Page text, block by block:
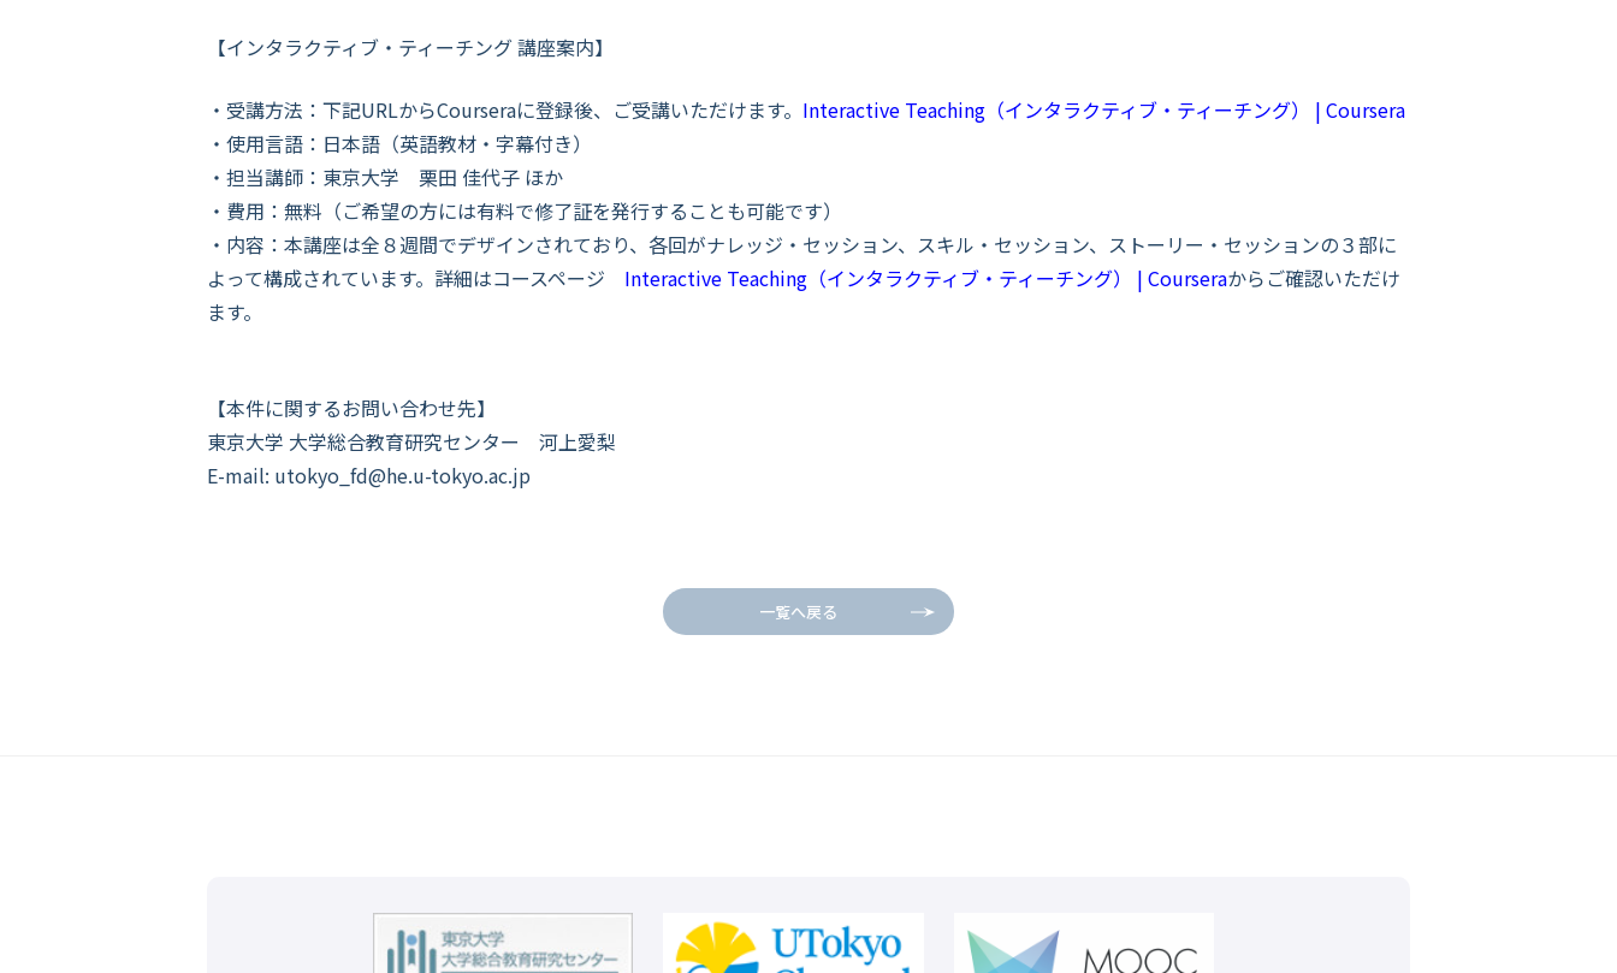
【インタラクティブ・ティーチング 講座案内】
・受講方法：下記URLからCourseraに登録後、ご受講いただけます。 Interactive Teaching（インタラクティブ・ティーチング） | Coursera
・使用言語：日本語（英語教材・字幕付き）
・担当講師：東京大学 栗田 佳代子 ほか
・費用：無料（ご希望の方には有料で修了証を発行することも可能です）
・内容：本講座は全８週間でデザインされており、各回がナレッジ・セッション、スキル・セッション、ストーリー・セッションの３部に
よって構成されています。詳細はコースページ
Interactive Teaching（インタラクティブ・ティーチング） | Courseraからご確認いただけ
ます。
【本件に関するお問い合わせ先】
東京大学 大学総合教育研究センター 河上愛梨
E-mail: utokyo_fd@he.u-tokyo.ac.jp
一覧へ戻る